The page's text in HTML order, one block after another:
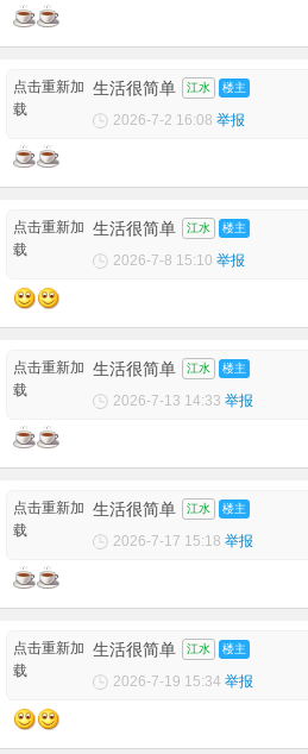
点击重新加
载
生活很简单 江水 楼主
2026-7-2 16:08 举报
点击重新加
载
生活很简单 江水 楼主
2026-7-8 15:10 举报
点击重新加
载
生活很简单 江水 楼主
2026-7-13 14:33 举报
点击重新加
载
生活很简单 江水 楼主
2026-7-17 15:18 举报
点击重新加
载
生活很简单 江水 楼主
2026-7-19 15:34 举报